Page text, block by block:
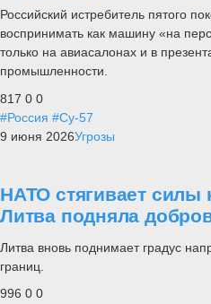
Российский истребитель пятого
воспринимать как машину «на
только на авиасалонах и в
промышленности.
817 0 0
#Россия #Су-57
9 июня 2026Угрозы
НАТО стягивает силы
Литва подняла
Литва вновь поднимает градус
границ.
996 0 0